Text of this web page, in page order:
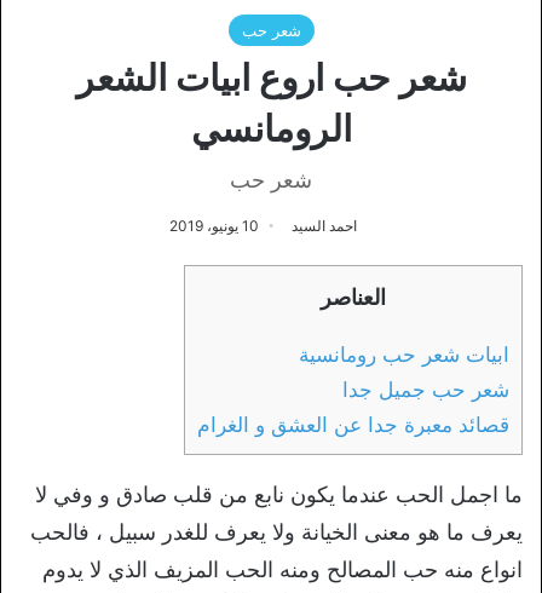
شعر حب
شعر حب اروع ابيات الشعر
الرومانسي
شعر حب
احمد السيد 10 يونيو، 2019
العناصر
ابيات شعر حب رومانسية
شعر حب جميل جدا
قصائد معبرة جدا عن العشق و الغرام
ما اجمل الحب عندما يكون نابع من قلب صادق و وفي لا
يعرف ما هو معنى الخيانة ولا يعرف للغدر سبيل ، فالحب
انواع منه حب المصالح ومنه الحب المزيف الذي لا يدوم